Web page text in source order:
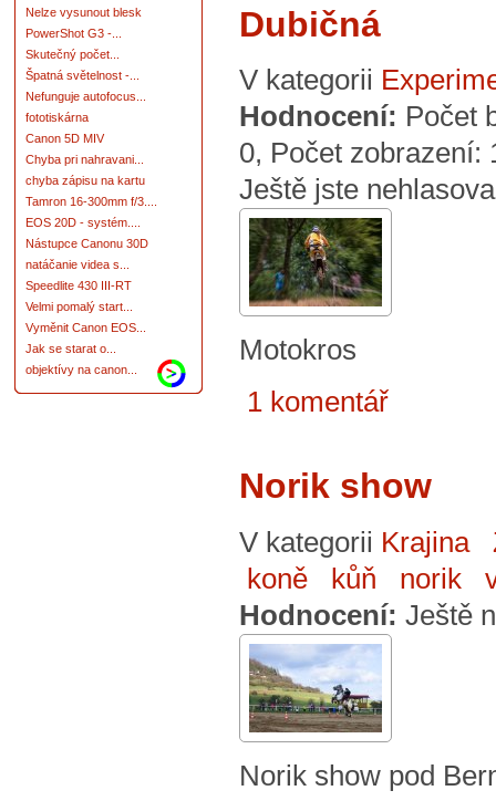
Nelze vysunout blesk
PowerShot G3 -...
Skutečný počet...
Špatná světelnost -...
Nefunguje autofocus...
fototiskárna
Canon 5D MIV
Chyba pri nahravani...
chyba zápisu na kartu
Tamron 16-300mm f/3....
EOS 20D - systém....
Nástupce Canonu 30D
natáčanie videa s...
Speedlite 430 III-RT
Velmi pomalý start...
Vyměnit Canon EOS...
Jak se starat o...
objektívy na canon...
Dubičná
V kategorii
Hodnocení: Počet
0, Počet zobrazení:
Ještě jste
Motokros
1 komentář
Norik show
V kategorii Krajina
koně
kůň norik
Hodnocení: Ještě
Norik show pod